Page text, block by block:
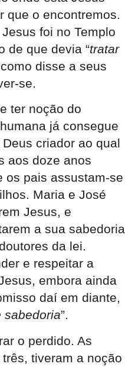
que o encontremos.
foi no Templo
de que devia “tratar
como disse a seus
se.
ter noção do
já consegue
criador ao qual
aos doze anos
os pais assustam-se
Maria e José
Jesus, e
a sua sabedoria
da lei.
e respeitar a
embora ainda
daí em diante,
sabedoria”.
o perdido. As
tiveram a noção